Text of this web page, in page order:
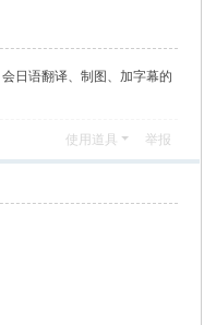
日语翻译、制图、加字幕的
使用道具 举报